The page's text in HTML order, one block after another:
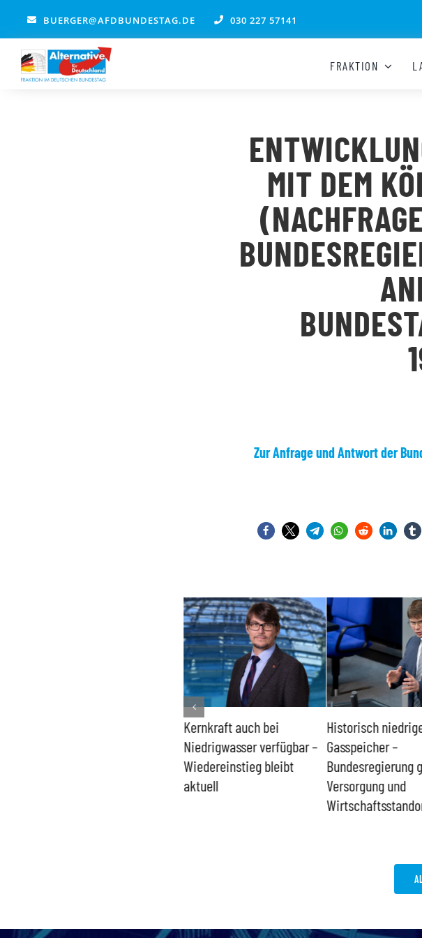
springen
BUERGER@AFDBUNDESTAG.DE 030 227 57141
FRAKTION
MIT DEM
Zur Anfrage und Antwort der
Kernkraft auch bei
Niedrigwasser verfügbar –
Wiedereinstieg bleibt
aktuell
Historisch
Gasspeicher –
Bundesregierung
Versorgung und